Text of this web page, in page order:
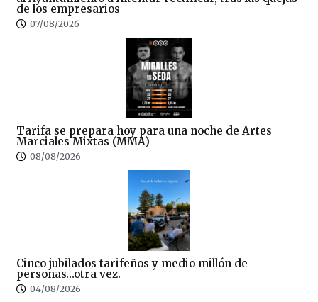
de los empresarios
07/08/2026
Tarifa se prepara hoy para una noche de Artes
Marciales Mixtas (MMA)
08/08/2026
Cinco jubilados tarifeños y medio millón de
personas…otra vez.
04/08/2026